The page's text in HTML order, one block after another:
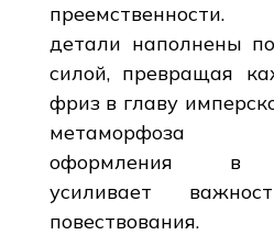
преемственности.
детали наполнены
силой, превращая
фриз в главу
метаморфоза
оформления в
усиливает
повествования.